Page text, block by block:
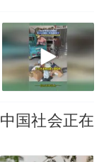
国社会正在